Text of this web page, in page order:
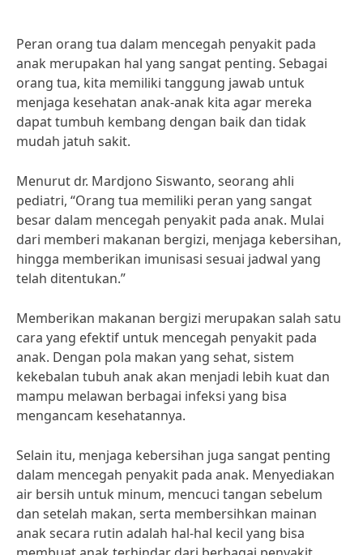
Peran orang tua dalam mencegah penyakit pada
anak merupakan hal yang sangat penting. Sebagai
orang tua, kita memiliki tanggung jawab untuk
menjaga kesehatan anak-anak kita agar mereka
dapat tumbuh kembang dengan baik dan tidak
mudah jatuh sakit.
Menurut dr. Mardjono Siswanto, seorang ahli
pediatri, “Orang tua memiliki peran yang sangat
besar dalam mencegah penyakit pada anak. Mulai
dari memberi makanan bergizi, menjaga kebersihan,
hingga memberikan imunisasi sesuai jadwal yang
telah ditentukan.”
Memberikan makanan bergizi merupakan salah satu
cara yang efektif untuk mencegah penyakit pada
anak. Dengan pola makan yang sehat, sistem
kekebalan tubuh anak akan menjadi lebih kuat dan
mampu melawan berbagai infeksi yang bisa
mengancam kesehatannya.
Selain itu, menjaga kebersihan juga sangat penting
dalam mencegah penyakit pada anak. Menyediakan
air bersih untuk minum, mencuci tangan sebelum
dan setelah makan, serta membersihkan mainan
anak secara rutin adalah hal-hal kecil yang bisa